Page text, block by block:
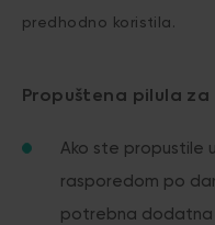
predhodno koristila.
Propuštena pilula
Ako ste propustile
rasporedom po
potrebna